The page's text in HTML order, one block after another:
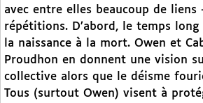
avec entre elles beaucoup de liens
répétitions. D’abord, le temps long
la naissance à la mort. Owen et
Proudhon en donnent une vision
collective alors que le déisme
Tous (surtout Owen) visent à